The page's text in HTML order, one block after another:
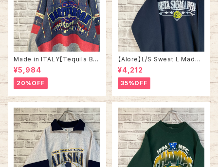
Made in ITALY【Tequila Bo
om】L/S Sweat/Trainer XL 9
0s ハーフジップスウェット トレ
ーナー マルチカラー レーシング
イタリア製 Euro ユーロ 古着
¥5,984
20%OFF
【Alore】L/S Sweat L Made i
n USA 90s 社交クラブ プロモ
ーション スウェット トレーナー
USA製 vintage ヴィンテージ
アメリカ USA 古着
¥4,212
35%OFF